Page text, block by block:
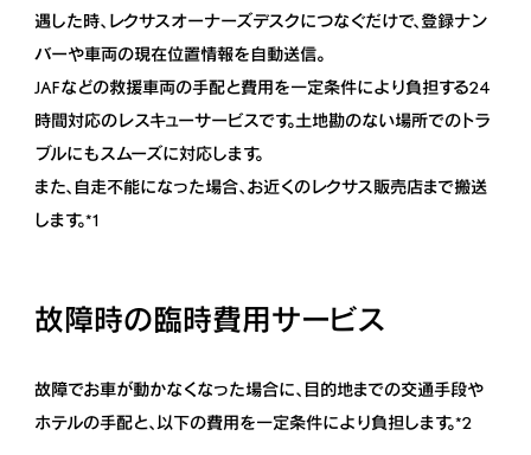
遇した時、 レクサスオーナーズデスクにつなぐだけで、登録ナン
バーや車両の現在位置情報を自動送信。
JAFなどの救援車両の手配と費用を一定条件により負担する24
時間対応のレスキューサービスです。土地勘のない場所でのトラ
ブルにもスムーズに対応します。
また、自走不能になった場合、お近くのレクサス販売店まで搬送
します。*1
故障時の臨時費用サービス
故障でお車が動かなくなった場合に、目的地までの交通手段や
ホテルの手配と、以下の費用を一定条件により負担します。*2